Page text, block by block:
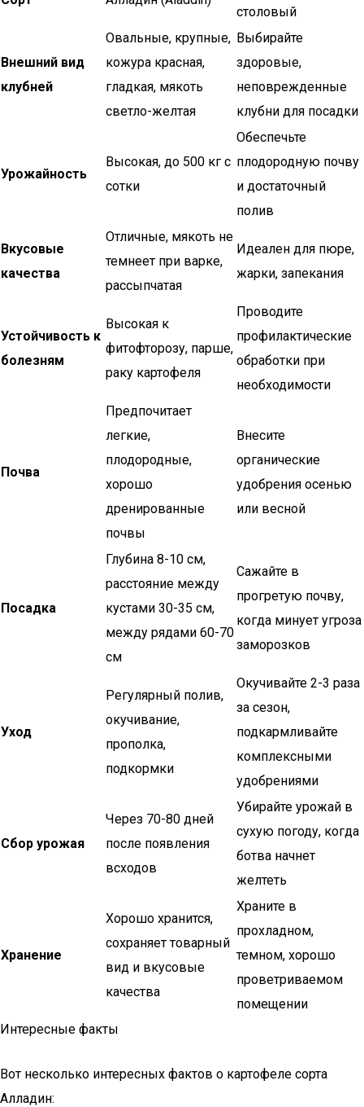
столовый
Внешний вид
клубней
Овальные, крупные,
кожура красная,
гладкая, мякоть
светло-желтая
Выбирайте
здоровые,
неповрежденные
клубни для посадки
Урожайность
Высокая, до 500 кг с
сотки
Обеспечьте
плодородную почву
и достаточный
полив
Вкусовые
качества
Отличные, мякоть не
темнеет при варке,
рассыпчатая
Идеален для пюре,
жарки, запекания
Устойчивость к
болезням
Высокая к
фитофторозу, парше,
раку картофеля
Проводите
профилактические
обработки при
необходимости
Почва
Предпочитает
легкие,
плодородные,
хорошо
дренированные
почвы
Внесите
органические
удобрения осенью
или весной
Посадка
Глубина 8-10 см,
расстояние между
кустами 30-35 см,
между рядами 60-70
см
Сажайте в
прогретую почву,
когда минует угроза
заморозков
Уход
Регулярный полив,
окучивание,
прополка,
подкормки
Окучивайте 2-3 раза
за сезон,
подкармливайте
комплексными
удобрениями
Сбор урожая
Через 70-80 дней
после появления
всходов
Убирайте урожай в
сухую погоду, когда
ботва начнет
желтеть
Хранение
Хорошо хранится,
сохраняет товарный
вид и вкусовые
качества
Храните в
прохладном,
темном, хорошо
проветриваемом
помещении
Интересные факты
Вот несколько интересных фактов о картофеле сорта
Алладин: